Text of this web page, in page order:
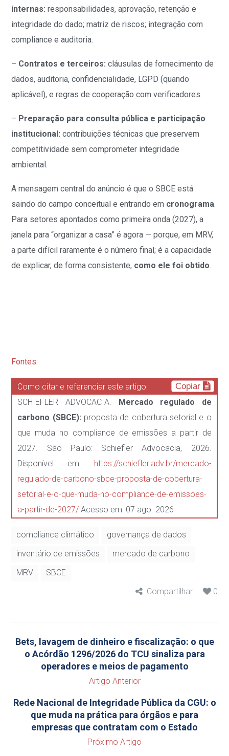
internas: responsabilidades, aprovação, retenção e
integridade do dado; matriz de riscos; integração com
compliance e auditoria.
– Contratos e terceiros: cláusulas de fornecimento de
dados, auditoria, confidencialidade, LGPD (quando
aplicável), e regras de cooperação com verificadores.
– Preparação para consulta pública e participação
institucional: contribuições técnicas que preservem
competitividade sem comprometer integridade
ambiental.
A mensagem central do anúncio é que o SBCE está
saindo do campo conceitual e entrando em cronograma.
Para setores apontados como primeira onda (2027), a
janela para “organizar a casa” é agora — porque, em MRV,
a parte difícil raramente é o número final; é a capacidade
de explicar, de forma consistente, como ele foi obtido.
Fontes:
Como citar e referenciar este artigo: Copiar
SCHIEFLER ADVOCACIA.
Mercado regulado de
carbono (SBCE): proposta de cobertura setorial e o
que muda no compliance de emissões a partir de
2027. São Paulo: Schiefler Advocacia, 2026.
Disponível em:
https://schiefler.adv.br/mercado-
regulado-de-carbono-sbce-proposta-de-cobertura-
setorial-e-o-que-muda-no-compliance-de-emissoes-
a-partir-de-2027/ Acesso em: 07 ago. 2026
compliance climático
governança de dados
inventário de emissões
mercado de carbono
MRV
SBCE
Compartilhar
0
Bets, lavagem de dinheiro e fiscalização: o que
o Acórdão 1296/2026 do TCU sinaliza para
operadores e meios de pagamento
Artigo Anterior
Rede Nacional de Integridade Pública da CGU: o
que muda na prática para órgãos e para
empresas que contratam com o Estado
Próximo Artigo